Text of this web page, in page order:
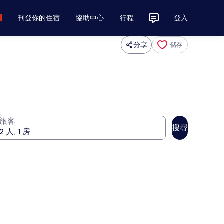
刊登你的住宿 協助中心 行程 登入
分享 儲存
客
搜尋